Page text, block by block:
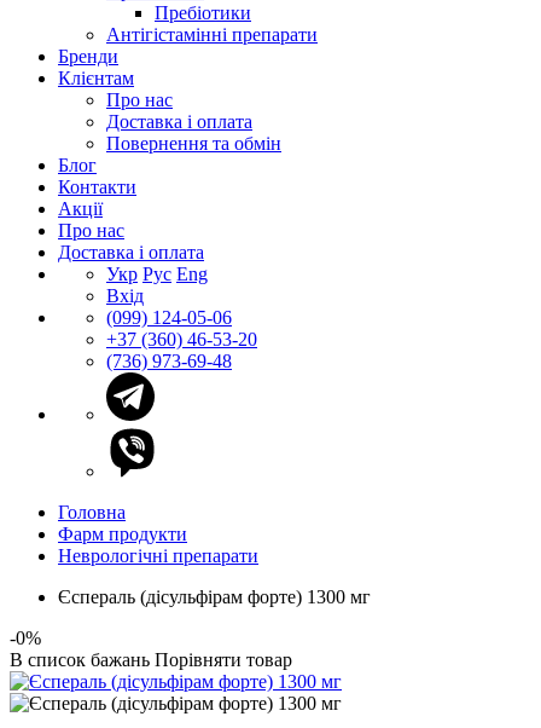
Пребіотики
Антігістамінні препарати
Бренди
Клієнтам
Про нас
Доставка і оплата
Повернення та обмін
Блог
Контакти
Акції
Про нас
Доставка і оплата
Укр Рус Eng
Вхід
(099) 124-05-06
+37 (360) 46-53-20
(736) 973-69-48
Головна
Фарм продукти
Неврологічні препарати
Єспераль (дісульфірам форте) 1300 мг
-0%
В список бажань Порівняти товар